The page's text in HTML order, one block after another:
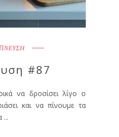
#87
να δροσίσει λίγο ο
και να πίνουμε τα
...